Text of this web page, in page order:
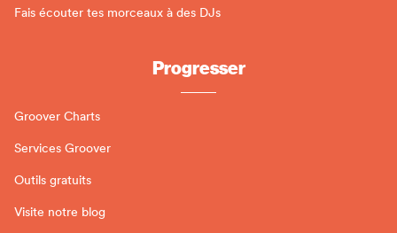
Fais écouter tes morceaux à des DJs
Progresser
Groover Charts
Services Groover
Outils gratuits
Visite notre blog